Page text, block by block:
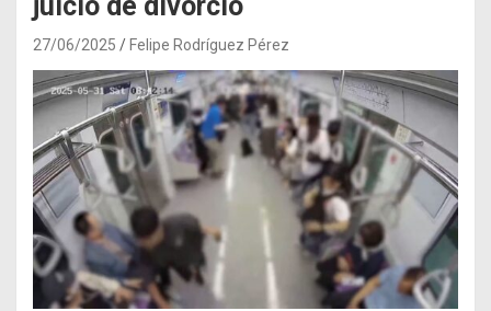
27/06/2025 Felipe Rodríguez Pérez